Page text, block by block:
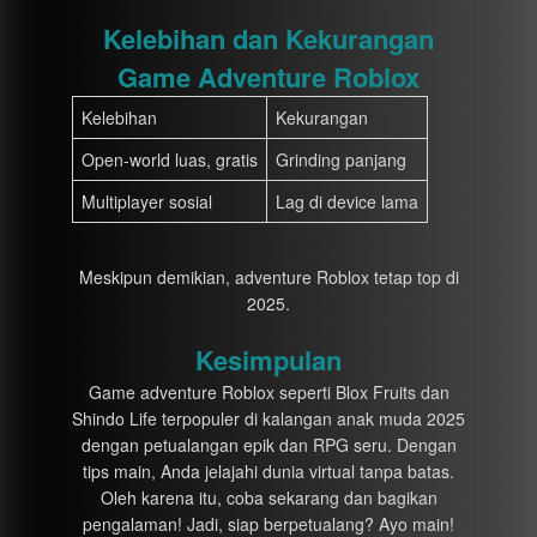
Kelebihan dan Kekurangan
Game Adventure Roblox
Kelebihan
Kekurangan
Open-world luas, gratis
Grinding panjang
Multiplayer sosial
Lag di device lama
Meskipun demikian, adventure Roblox tetap top di
2025.
Kesimpulan
Game adventure Roblox seperti Blox Fruits dan
Shindo Life terpopuler di kalangan anak muda 2025
dengan petualangan epik dan RPG seru. Dengan
tips main, Anda jelajahi dunia virtual tanpa batas.
Oleh karena itu, coba sekarang dan bagikan
pengalaman! Jadi, siap berpetualang? Ayo main!